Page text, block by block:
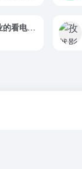
灵狐影视-专业的看电影追剧